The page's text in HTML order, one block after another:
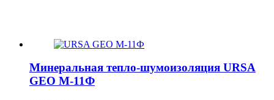
Минеральная тепло-шумоизоляция URSA
GEO М-11Ф